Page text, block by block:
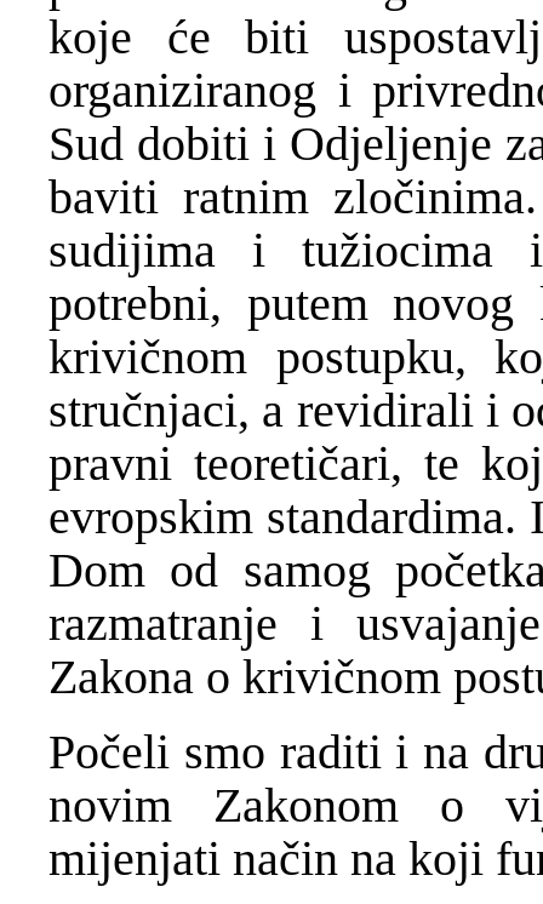
koje će biti
organiziranog i
Sud dobiti i Odjeljenje
baviti ratnim
sudijima i tužiocima
potrebni, putem
krivičnom postupku,
stručnjaci, a revidirali i
pravni teoretičari, te
evropskim standardima.
Dom od samog
razmatranje i
Zakona o krivičnom
Počeli smo raditi i na
novim Zakonom o
mijenjati način na koji